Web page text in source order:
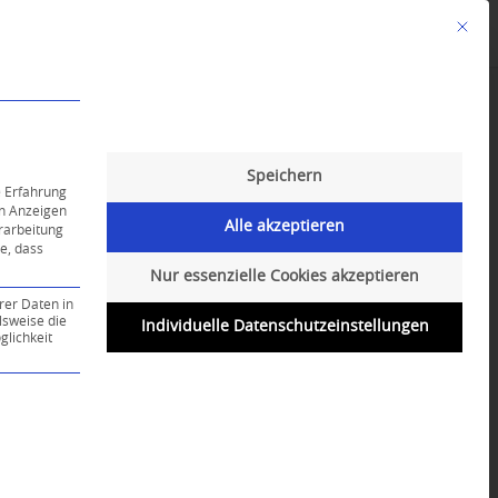
Mit
Erfahrung
Anzeigen
dass
Daten in
die
ist essenziell und kann nicht abgewählt
Speichern
Alle akzeptieren
Nur essenzielle Cookies akzeptieren
Individuelle Datenschutzeinstellungen